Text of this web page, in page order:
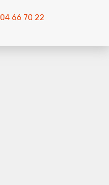
04 66 70 22